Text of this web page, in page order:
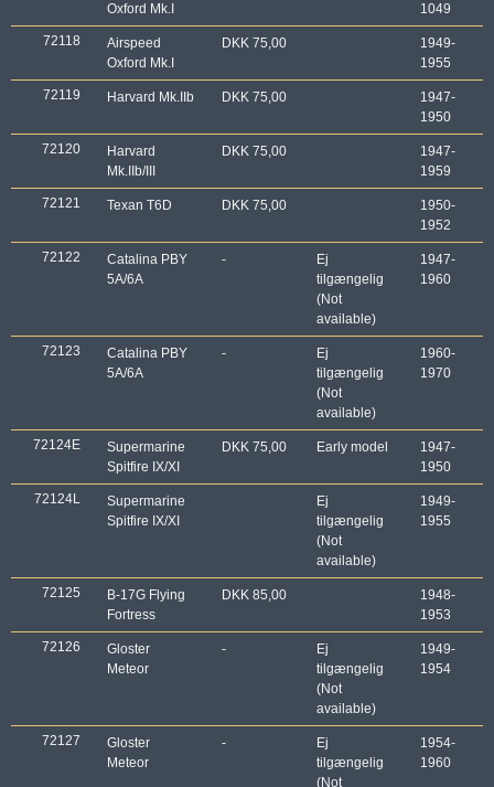
Oxford Mk.I
1049
72118
Airspeed
Oxford Mk.I
DKK 75,00
1949-
1955
72119 Harvard Mk.IIb DKK 75,00
1947-
1950
72120
Harvard
Mk.IIb/III
DKK 75,00
1947-
1959
72121 Texan T6D DKK 75,00
1950-
1952
72122
Catalina PBY
5A/6A
-
Ej
tilgængelig
(Not
available)
1947-
1960
72123
Catalina PBY
5A/6A
-
Ej
tilgængelig
(Not
available)
1960-
1970
72124E
Supermarine
Spitfire IX/XI
DKK 75,00 Early model
1947-
1950
72124L
Supermarine
Spitfire IX/XI
Ej
tilgængelig
(Not
available)
1949-
1955
72125
B-17G Flying
Fortress
DKK 85,00
1948-
1953
72126
Gloster
Meteor
-
Ej
tilgængelig
(Not
available)
1949-
1954
72127
Gloster
Meteor
-
Ej
tilgængelig
(Not
1954-
1960